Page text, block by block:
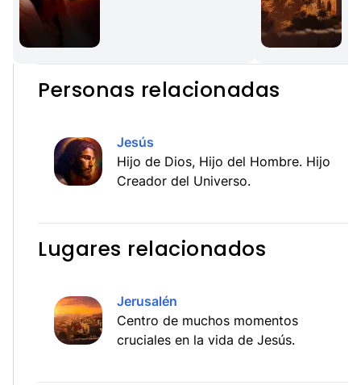
Personas relacionadas
Jesús
Hijo de Dios, Hijo del Hombre. Hijo
Creador del Universo.
Lugares relacionados
Jerusalén
Centro de muchos momentos
cruciales en la vida de Jesús.